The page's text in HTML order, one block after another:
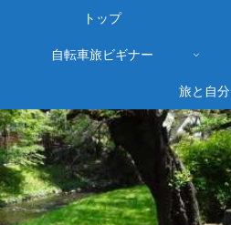
トップ
自転車旅ビギナー
旅と自分